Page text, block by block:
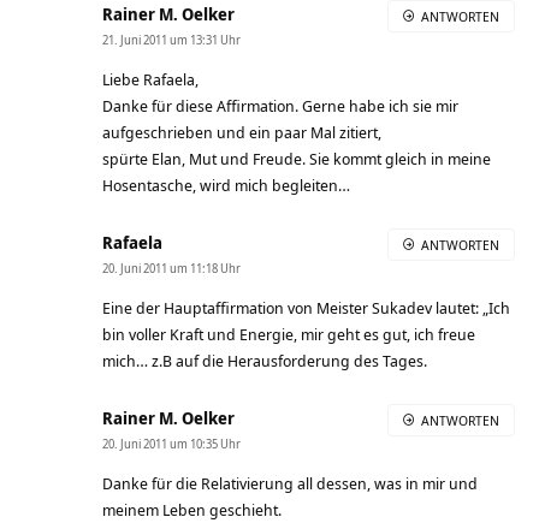
Rainer M. Oelker
21. Juni 2011 um 13:31 Uhr
Liebe Rafaela,
Danke für diese Affirmation. Gerne habe ich sie mir
aufgeschrieben und ein paar Mal zitiert,
spürte Elan, Mut und Freude. Sie kommt gleich in meine
Hosentasche, wird mich begleiten…
ANTWORTEN
Rafaela
20. Juni 2011 um 11:18 Uhr
Eine der Hauptaffirmation von Meister Sukadev lautet: „Ich
bin voller Kraft und Energie, mir geht es gut, ich freue
mich… z.B auf die Herausforderung des Tages.
ANTWORTEN
Rainer M. Oelker
20. Juni 2011 um 10:35 Uhr
Danke für die Relativierung all dessen, was in mir und
meinem Leben geschieht.
ANTWORTEN